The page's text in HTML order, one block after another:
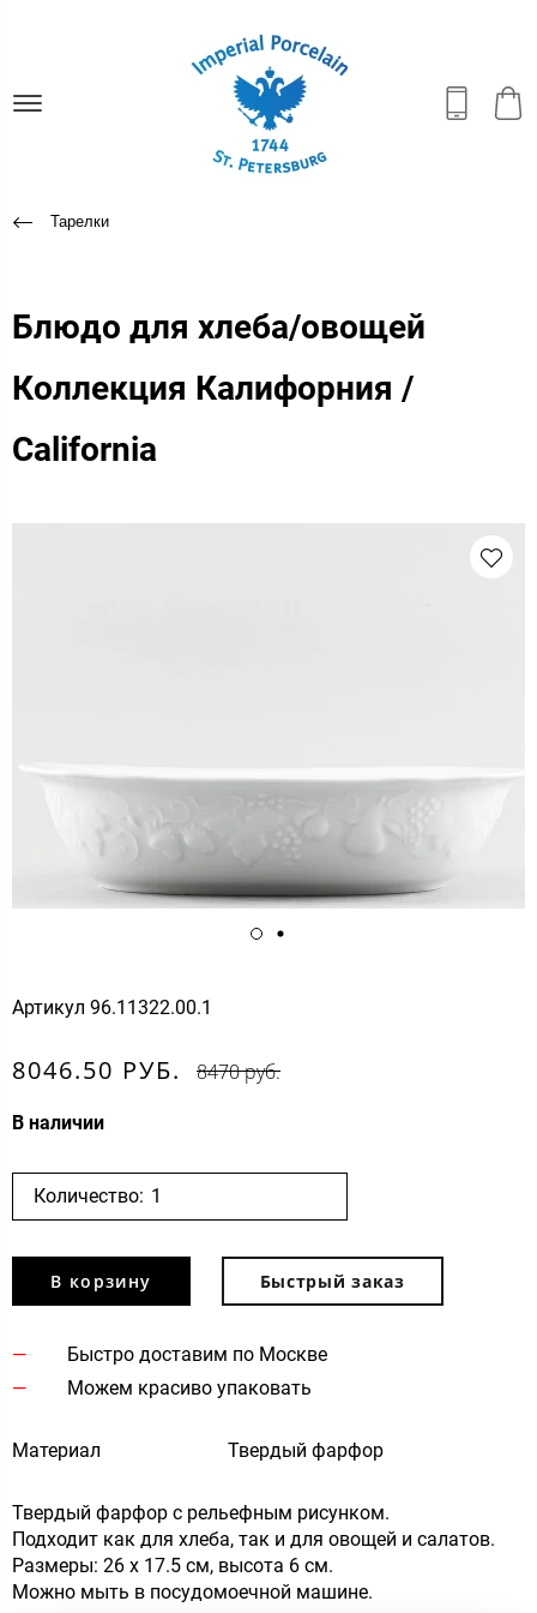
Тарелки
Блюдо для хлеба/овощей
Коллекция Калифорния /
California
Артикул 96.11322.00.1
8046.50 РУБ. 8470 руб.
В наличии
Количество:
В корзину Быстрый заказ
Быстро доставим по Москве
Можем красиво упаковать
Материал Твердый фарфор
Твердый фарфор с рельефным рисунком.
Подходит как для хлеба, так и для овощей и салатов.
Размеры: 26 х 17.5 см, высота 6 см.
Можно мыть в посудомоечной машине.